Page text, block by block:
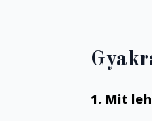
1. Mit